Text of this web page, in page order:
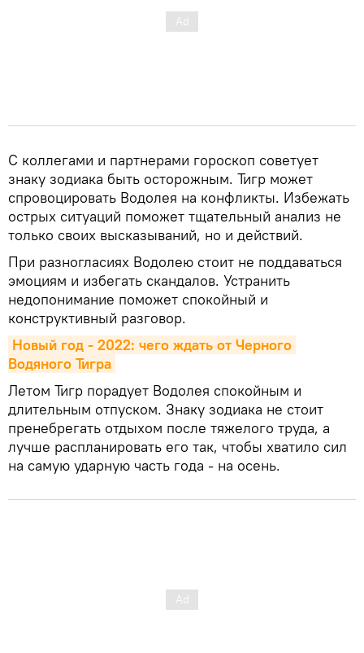
С коллегами и партнерами гороскоп советует
знаку зодиака быть осторожным. Тигр может
спровоцировать Водолея на конфликты. Избежать
острых ситуаций поможет тщательный анализ не
только своих высказываний, но и действий.
При разногласиях Водолею стоит не поддаваться
эмоциям и избегать скандалов. Устранить
недопонимание поможет спокойный и
конструктивный разговор.
Новый год - 2022: чего ждать от Черного
Водяного Тигра
Летом Тигр порадует Водолея спокойным и
длительным отпуском. Знаку зодиака не стоит
пренебрегать отдыхом после тяжелого труда, а
лучше распланировать его так, чтобы хватило сил
на самую ударную часть года - на осень.